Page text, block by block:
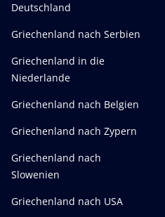
Deutschland
Griechenland nach Serbien
Griechenland in die
Niederlande
Griechenland nach Belgien
Griechenland nach Zypern
Griechenland nach
Slowenien
Griechenland nach USA